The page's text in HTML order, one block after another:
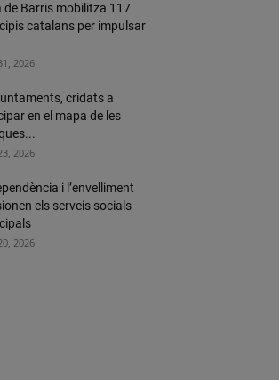
de Barris mobilitza 117
catalans per impulsar
2026
cridats a
en el mapa de les
2026
i l’envelliment
els serveis socials
2026